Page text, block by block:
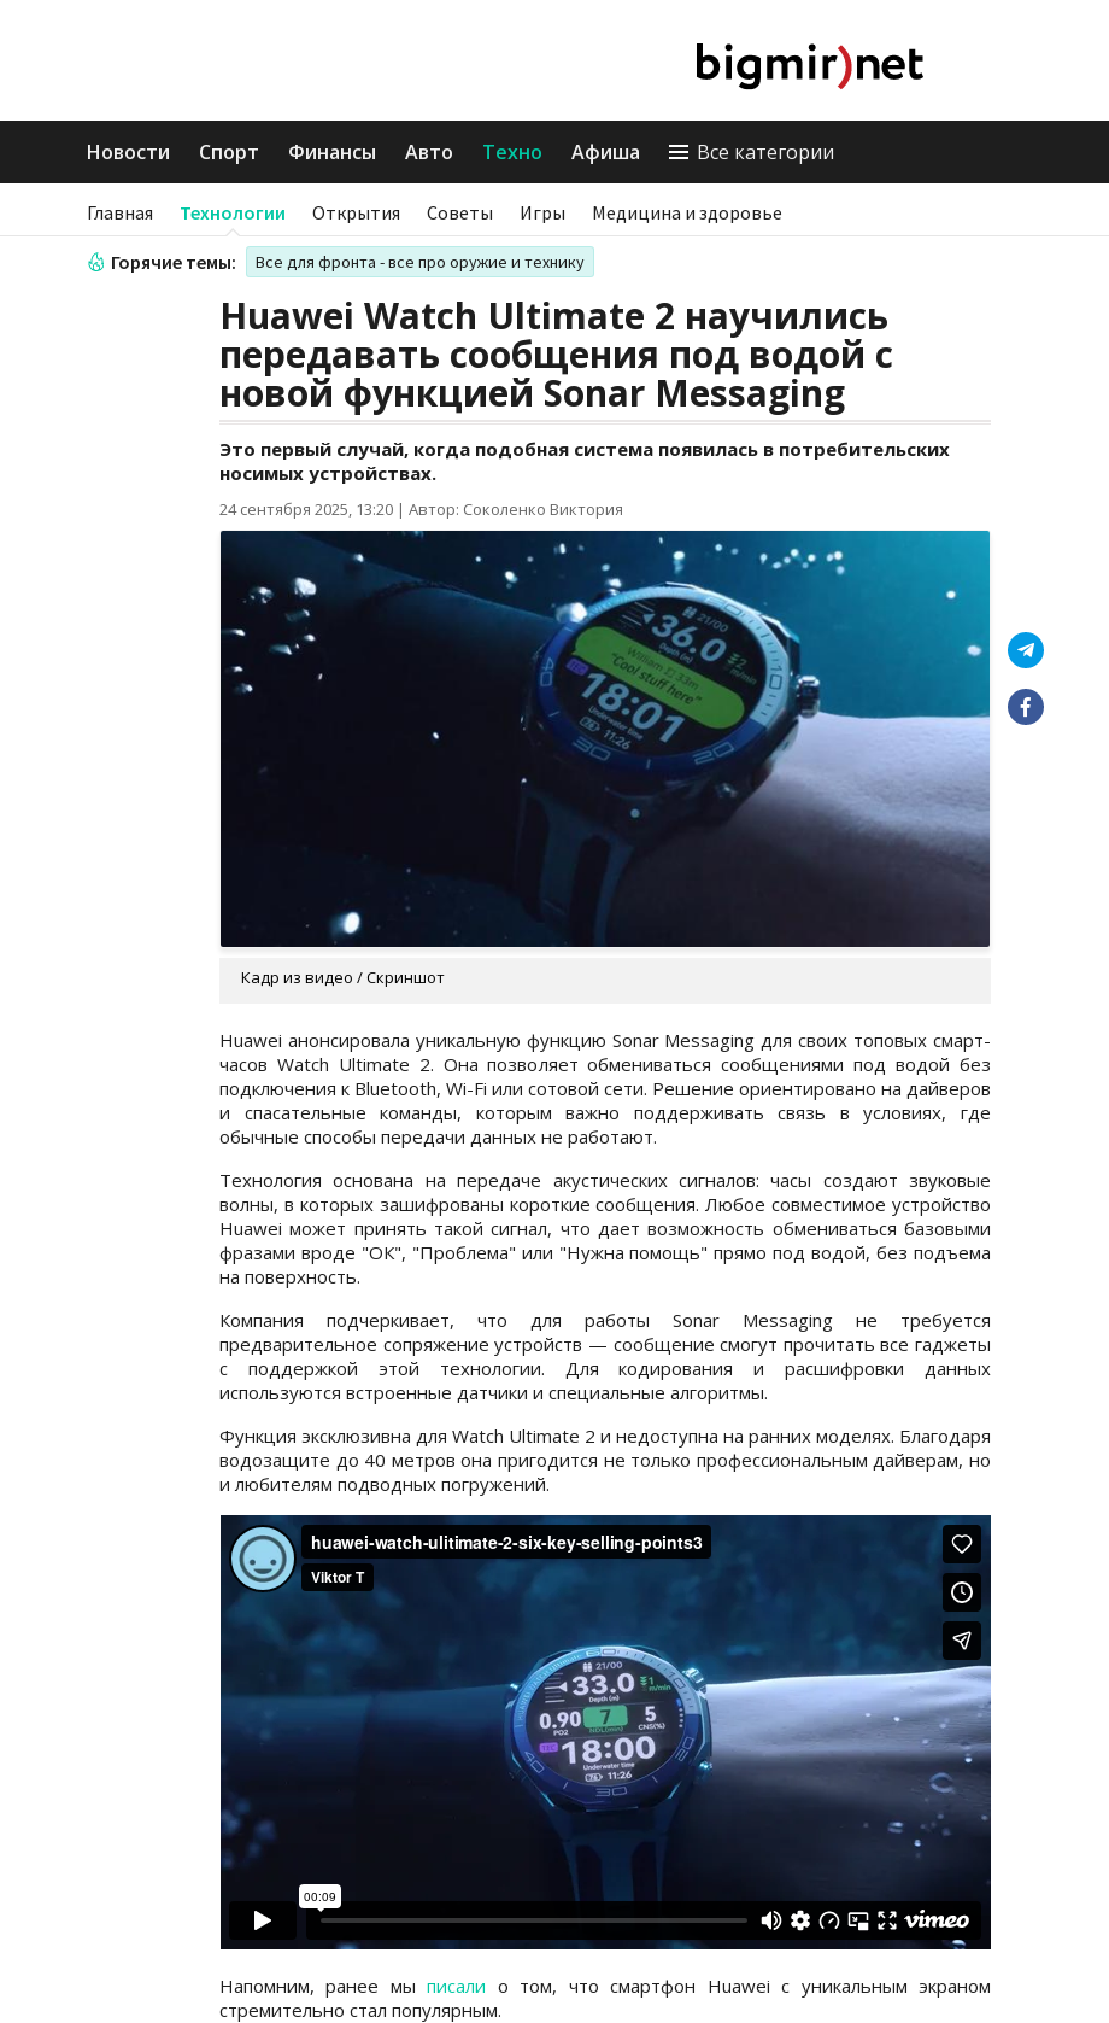
Новости Спорт Финансы Авто Техно Афиша Все категории
Главная Технологии Открытия Советы Игры Медицина и здоровье
Горячие темы: Все для фронта - все про оружие и технику
Huawei Watch Ultimate 2 научились
передавать сообщения под водой с
новой функцией Sonar Messaging
Это первый случай, когда подобная система появилась в потребительских
носимых устройствах.
24 сентября 2025, 13:20 | Автор: Соколенко Виктория
Кадр из видео / Скриншот
Huawei анонсировала уникальную функцию Sonar Messaging для своих топовых смарт-
часов Watch Ultimate 2. Она позволяет обмениваться сообщениями под водой без
подключения к Bluetooth, Wi-Fi или сотовой сети. Решение ориентировано на дайверов
и спасательные команды, которым важно поддерживать связь в условиях, где
обычные способы передачи данных не работают.
Технология основана на передаче акустических сигналов: часы создают звуковые
волны, в которых зашифрованы короткие сообщения. Любое совместимое устройство
Huawei может принять такой сигнал, что дает возможность обмениваться базовыми
фразами вроде "ОК", "Проблема" или "Нужна помощь" прямо под водой, без подъема
на поверхность.
Компания подчеркивает, что для работы Sonar Messaging не требуется
предварительное сопряжение устройств — сообщение смогут прочитать все гаджеты
с поддержкой этой технологии. Для кодирования и расшифровки данных
используются встроенные датчики и специальные алгоритмы.
Функция эксклюзивна для Watch Ultimate 2 и недоступна на ранних моделях. Благодаря
водозащите до 40 метров она пригодится не только профессиональным дайверам, но
и любителям подводных погружений.
Напомним, ранее мыписали о том, что смартфон Huawei с уникальным экраном
стремительно стал популярным.